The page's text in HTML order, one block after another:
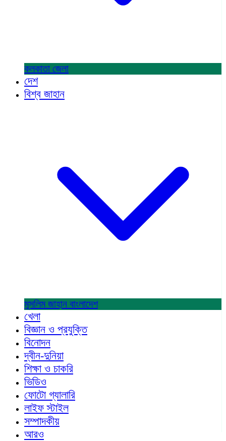
কলকাতা জেলা
দেশ
বিশ্ব জাহান
মুসলিম জাহান বাংলাদেশ
খেলা
বিজ্ঞান ও প্রযুক্তি
বিনোদন
দ্বীন-দুনিয়া
শিক্ষা ও চাকরি
ভিডিও
ফোটো গ্যালারি
লাইফ স্টাইল
সম্পাদকীয়
আরও